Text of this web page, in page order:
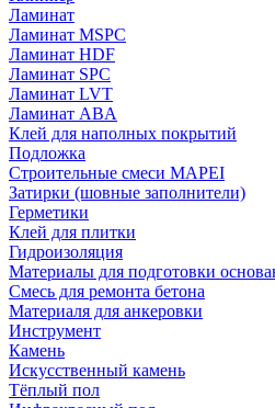
Ламинат
Ламинат MSPC
Ламинат HDF
Ламинат SPC
Ламинат LVT
Ламинат ABA
Клей для наполных покрытий
Подложка
Строительные смеси MAPEI
Затирки (шовные заполнители)
Герметики
Клей для плитки
Гидроизоляция
Материалы для подготовки
Смесь для ремонта бетона
Материаля для анкеровки
Инструмент
Камень
Искусственный камень
Тёплый пол